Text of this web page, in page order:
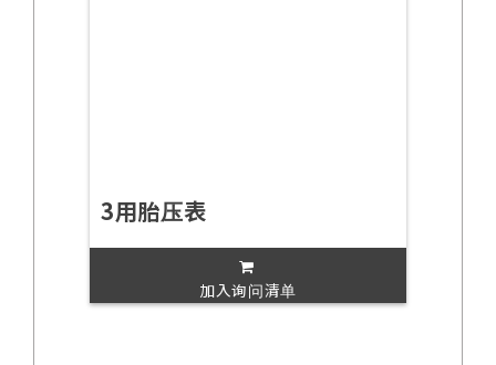
3用胎压表
加入询问清单